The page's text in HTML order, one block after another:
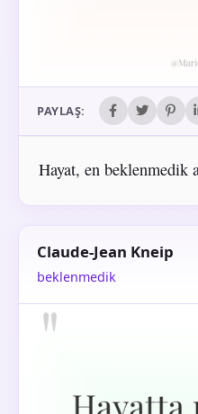
PAYLAŞ:
Hayat, en beklenmedik
Claude-Jean Kneip
beklenmedik